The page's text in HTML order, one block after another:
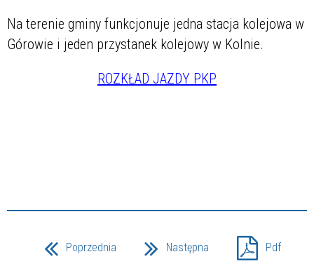
Na terenie gminy funkcjonuje jedna stacja kolejowa w
Górowie i jeden przystanek kolejowy w Kolnie.
ROZKŁAD JAZDY PKP
Poprzednia Następna Pdf